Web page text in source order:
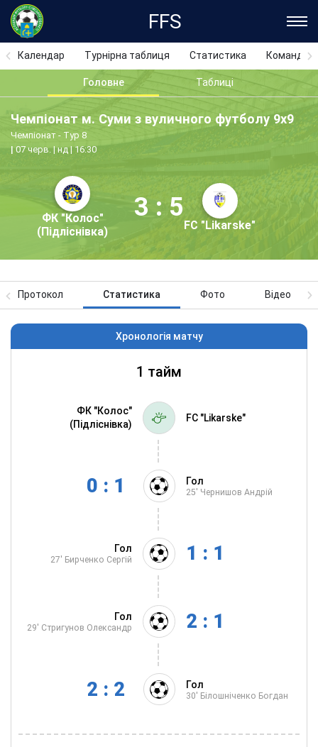
FFS
Календар Турнірна таблиця Статистика Команди
Головне Таблиці
Чемпіонат м. Суми з вуличного футболу 9х9
Чемпіонат - Тур 8
ФК "Колос"
(Підліснівка)
3 : 5
FC "Likarske"
07 черв. | нд | 16:30
Протокол Статистика Фото Відео
Хронологія матчу
1 тайм
ФК "Колос"
(Підліснівка)
FC "Likarske"
Гол
25' Чернишов Андрій
0 : 1
Гол
27' Бирченко Сергій 1 : 1
Гол
29' Стригунов Олександр 2 : 1
Гол
30' Білошніченко Богдан
2 : 2